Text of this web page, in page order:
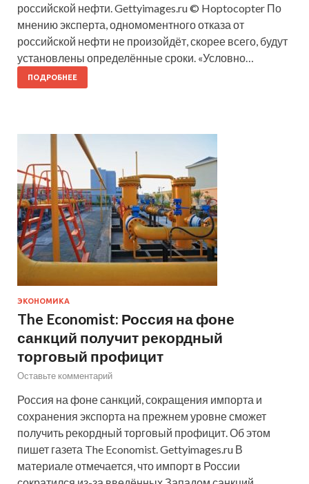
российской нефти. Gettyimages.ru © Hoptocopter По
мнению эксперта, одномоментного отказа от
российской нефти не произойдёт, скорее всего, будут
установлены определённые сроки. «Условно…
ПОДРОБНЕЕ
ЭКОНОМИКА
The Economist: Россия на фоне
санкций получит рекордный
торговый профицит
Оставьте комментарий
Россия на фоне санкций, сокращения импорта и
сохранения экспорта на прежнем уровне сможет
получить рекордный торговый профицит. Об этом
пишет газета The Economist. Gettyimages.ru В
материале отмечается, что импорт в России